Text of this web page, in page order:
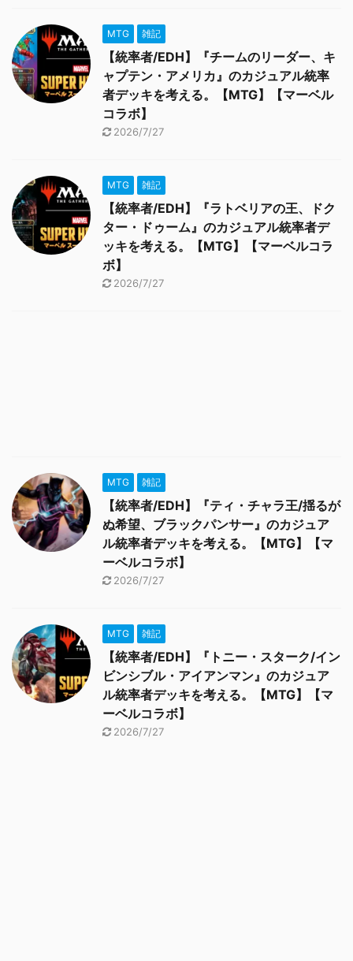
MTG 雑記
【統率者/EDH】『チームのリーダー、キ
ャプテン・アメリカ』のカジュアル統率
者デッキを考える。【MTG】【マーベル
コラボ】
2026/7/27
MTG 雑記
【統率者/EDH】『ラトベリアの王、ドク
ター・ドゥーム』のカジュアル統率者デ
ッキを考える。【MTG】【マーベルコラ
ボ】
2026/7/27
MTG 雑記
【統率者/EDH】『ティ・チャラ王/揺るが
ぬ希望、ブラックパンサー』のカジュア
ル統率者デッキを考える。【MTG】【マ
ーベルコラボ】
2026/7/27
MTG 雑記
【統率者/EDH】『トニー・スターク/イン
ビンシブル・アイアンマン』のカジュア
ル統率者デッキを考える。【MTG】【マ
ーベルコラボ】
2026/7/27